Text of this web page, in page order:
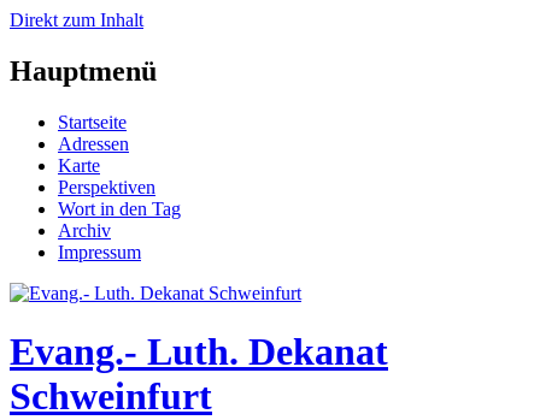
Direkt zum Inhalt
Hauptmenü
Startseite
Adressen
Karte
Perspektiven
Wort in den Tag
Archiv
Impressum
Evang.- Luth. Dekanat
Schweinfurt